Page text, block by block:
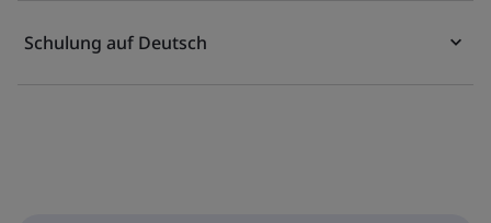
Schulung auf Deutsch